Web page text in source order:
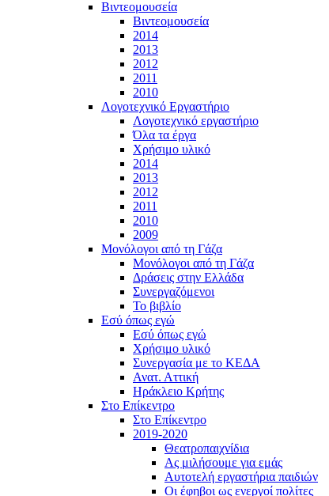
Βιντεομουσεία
Βιντεομουσεία
2014
2013
2012
2011
2010
Λογοτεχνικό Εργαστήριο
Λογοτεχνικό εργαστήριο
Όλα τα έργα
Χρήσιμο υλικό
2014
2013
2012
2011
2010
2009
Μονόλογοι από τη Γάζα
Μονόλογοι από τη Γάζα
Δράσεις στην Ελλάδα
Συνεργαζόμενοι
To βιβλίο
Εσύ όπως εγώ
Εσύ όπως εγώ
Χρήσιμο υλικό
Συνεργασία με το ΚΕΔΑ
Ανατ. Αττική
Ηράκλειο Κρήτης
Στο Επίκεντρο
Στο Επίκεντρο
2019-2020
Θεατροπαιχνίδια
Ας μιλήσουμε για εμάς
Αυτοτελή εργαστήρια παιδιών
Οι έφηβοι ως ενεργοί πολίτες